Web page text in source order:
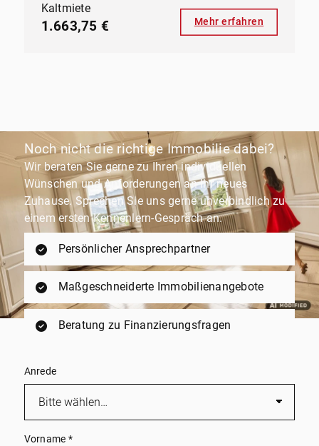
Kaltmiete
1.663,75 € Mehr erfahren
Noch nicht die richtige Immobilie dabei?
Wir beraten Sie gerne zu Ihren individuellen
Wünschen und Anforderungen an Ihr neues
Zuhause. Sprechen Sie uns gerne unverbindlich zu
einem ersten Kennenlern-Gespräch an.
Persönlicher Ansprechpartner
Maßgeschneiderte Immobilienangebote
Beratung zu Finanzierungsfragen
Anrede
Vorname *